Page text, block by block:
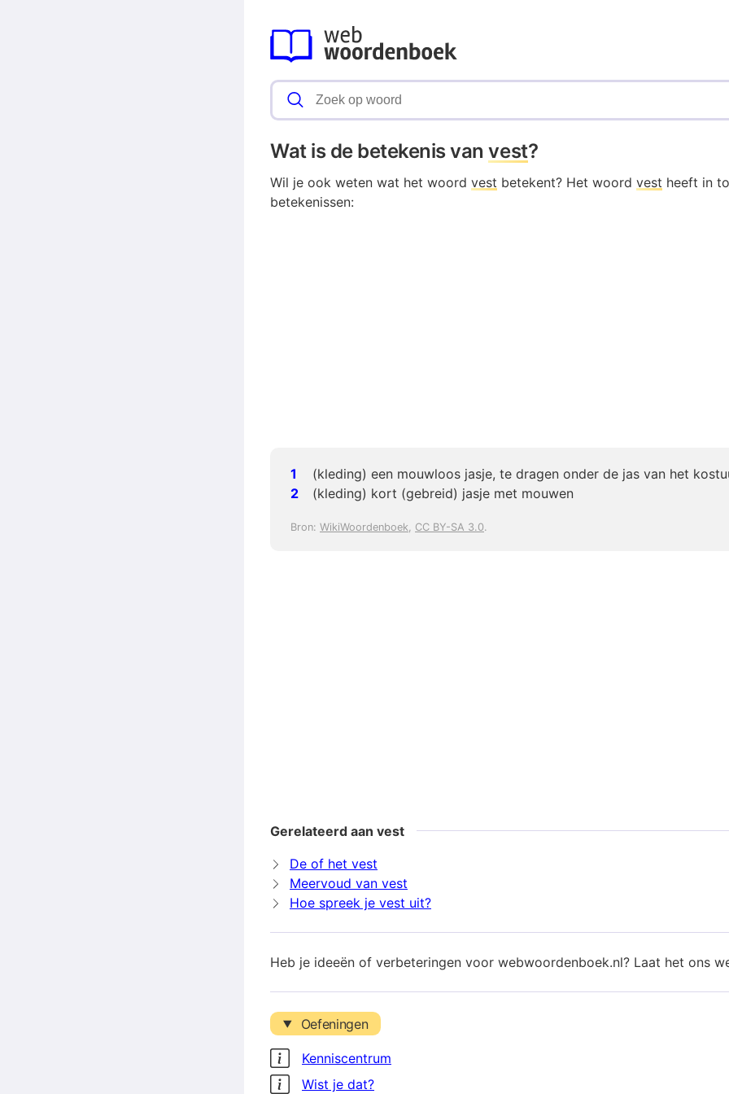
Wat is de betekenis vanvest?
Wil je ook weten wat het woord vest betekent? Het woord vest heeft in
betekenissen:
(kleding) een mouwloos jasje, te dragen onder de jas van het
(kleding) kort (gebreid) jasje met mouwen
Bron: WikiWoordenboek, CC BY-SA 3.0.
Gerelateerd aan vest
De of het vest
Meervoud van vest
Hoe spreek je vest uit?
Heb je ideeën of verbeteringen voor webwoordenboek.nl? Laat het ons
Oefeningen
Kenniscentrum
Wist je dat?